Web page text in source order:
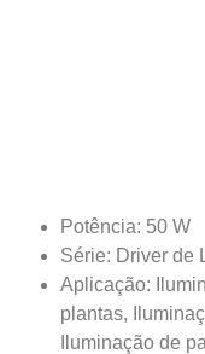
Potência: 50 W
Série: Driver de
Aplicação:
plantas,
Iluminação de